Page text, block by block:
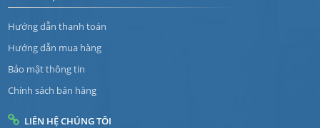
Hướng dẫn thanh toán
Hướng dẫn mua hàng
Bảo mật thông tin
Chính sách bán hàng
LIÊN HỆ CHÚNG TÔI